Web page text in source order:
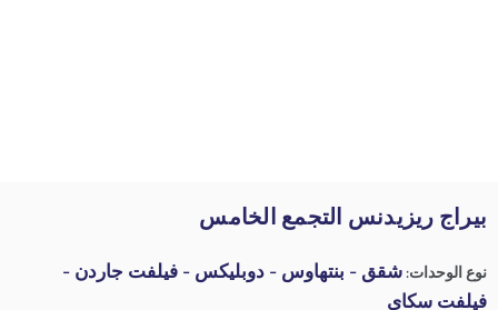
بيراج ريزيدنس التجمع الخامس
نوع الوحدات:شقق - بنتهاوس - دوبليكس - فيلفت جاردن -
فيلفت سكاي